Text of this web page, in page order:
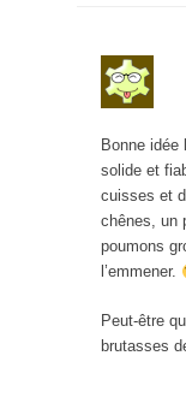
Bonne idée
solide et
cuisses et
chênes, un
poumons
l’emmener.
Peut-être
brutasses